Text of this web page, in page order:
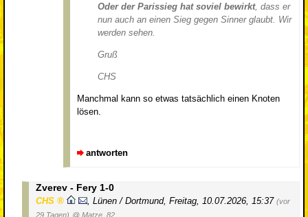
Oder der Parissieg hat soviel bewirkt, dass er
nun auch an einen Sieg gegen Sinner glaubt. Wir
werden sehen.
Gruß
CHS
Manchmal kann so etwas tatsächlich einen Knoten
lösen.
antworten
Zverev - Fery 1-0
CHS , Lünen / Dortmund, Freitag, 10.07.2026, 15:37 (vor
29 Tagen) @ Matze_82